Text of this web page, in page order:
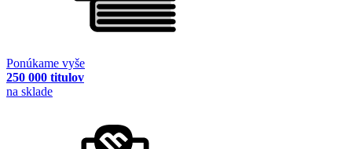
Ponúkame vyše
250 000 titulov
na sklade